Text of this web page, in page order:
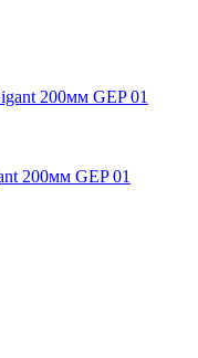
200мм GEP 01